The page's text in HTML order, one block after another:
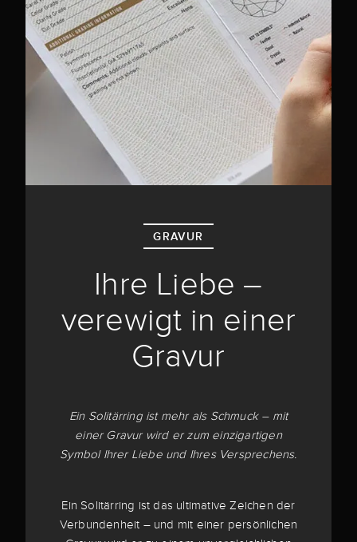
GRAVUR
Ihre Liebe –
verewigt in einer
Gravur
Ein Solitärring ist mehr als Schmuck – mit
einer Gravur wird er zum einzigartigen
Symbol Ihrer Liebe und Ihres Versprechens.
Ein Solitärring ist das ultimative Zeichen der
Verbundenheit – und mit einer persönlichen